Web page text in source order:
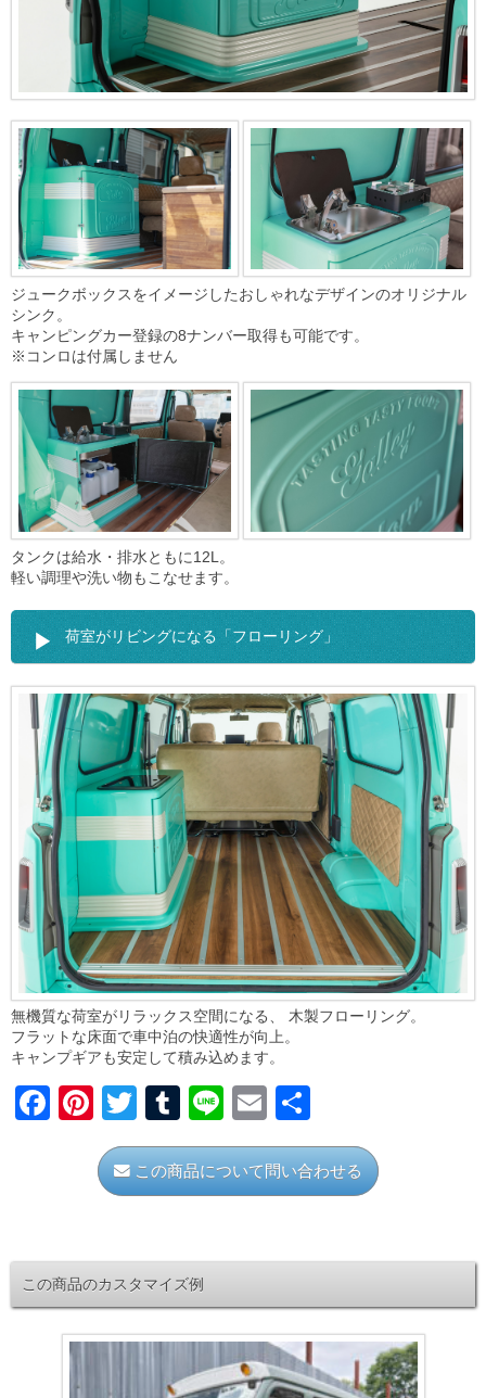
ジュークボックスをイメージしたおしゃれなデザインのオリジナル
シンク。
キャンピングカー登録の8ナンバー取得も可能です。
※コンロは付属しません
タンクは給水・排水ともに12L。
軽い調理や洗い物もこなせます。
荷室がリビングになる「フローリング」
無機質な荷室がリラックス空間になる、 木製フローリング。
フラットな床面で車中泊の快適性が向上。
キャンプギアも安定して積み込めます。
F
o
o
k
Pi
nt
er
e
T
wi
tt
er
T
u
m
bl
Li
n
e
E
m
ail
有
この商品について問い合わせる
この商品のカスタマイズ例